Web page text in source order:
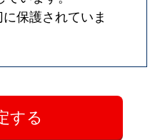
保護されていま